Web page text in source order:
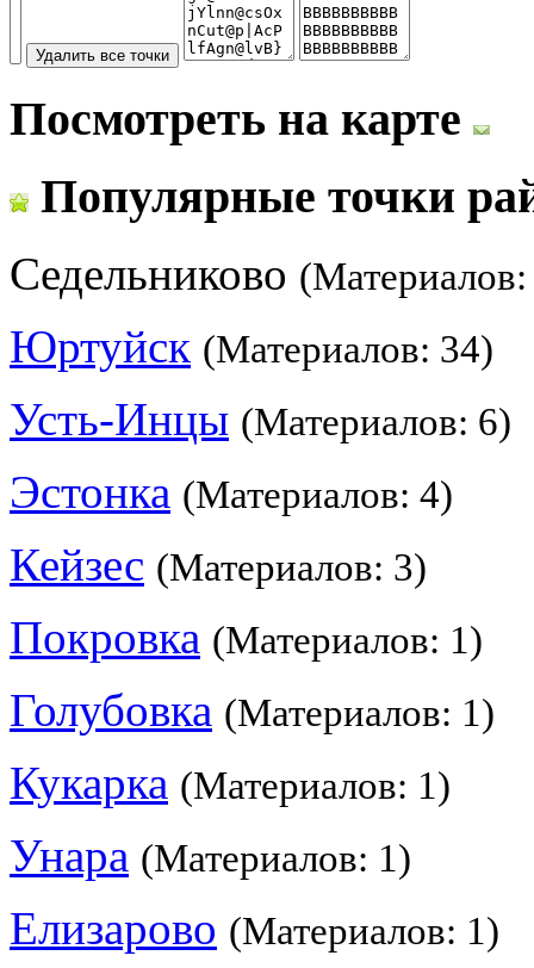
Посмотреть на карте
Популярные точки
Седельниково
Юртуйск (Материалов: 34)
Усть-Инцы (Материалов: 6)
Эстонка (Материалов: 4)
Кейзес (Материалов: 3)
Покровка (Материалов: 1)
Голубовка (Материалов: 1)
Кукарка (Материалов: 1)
Унара (Материалов: 1)
Елизарово (Материалов: 1)